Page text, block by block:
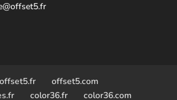
offset5.com
color36.fr color36.com